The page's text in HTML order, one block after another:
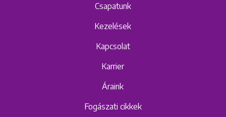
Csapatunk
Kezelések
Kapcsolat
Karrier
Áraink
Fogászati cikkek